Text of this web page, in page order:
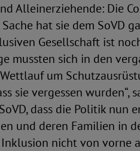
Alleinerziehende: Die
hat sie dem SoVD
Gesellschaft ist
mussten sich in den
um
sie vergessen wurden“,
dass die Politik nun
und deren Familien in
Inklusion nicht von vorne